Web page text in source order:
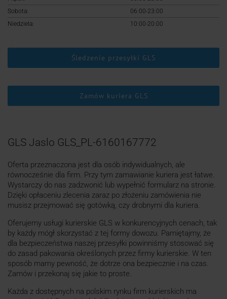
Sobota:
06:00-23:00
Niedziela:
10:00-20:00
Śledzenie przesyłki GLS
Zamów kuriera GLS
GLS Jaslo GLS_PL-6160167772
Oferta przeznaczona jest dla osób indywidualnych, ale
równocześnie dla firm. Przy tym zamawianie kuriera jest łatwe.
Wystarczy do nas zadzwonić lub wypełnić formularz na stronie.
Dzięki opłaceniu zlecenia zaraz po złożeniu zamówienia nie
musisz przejmować się gotówką, czy drobnymi dla kuriera.
Oferujemy usługi kurierskie GLS w konkurencyjnych cenach, tak
by każdy mógł skorzystać z tej formy dowozu. Pamiętajmy, że
dla bezpieczeństwa naszej przesyłki powinniśmy stosować się
do zasad pakowania określonych przez firmy kurierskie. W ten
sposób mamy pewność, że dotrze ona bezpiecznie i na czas.
Zamów i przekonaj się jakie to proste.
Każda z dostępnych na polskim rynku firm kurierskich ma